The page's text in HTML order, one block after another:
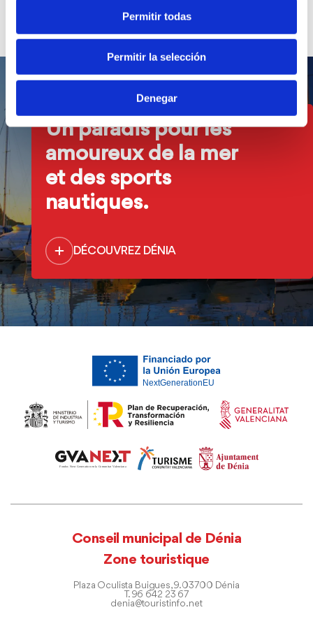
Permitir todas
Permitir la selección
Denegar
Un paradis pour les
amoureux de la mer
et des sports
nautiques.
DÉCOUVREZ DÉNIA
Conseil municipal de Dénia
Zone touristique
Plaza Oculista Buigues, 9. 03700 Dénia
T. 96 642 23 67
denia@touristinfo.net